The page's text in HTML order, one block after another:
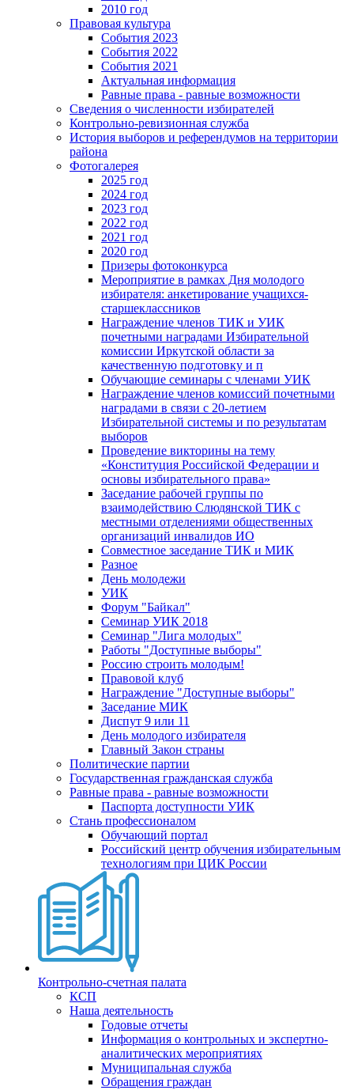
2010 год
Правовая культура
События 2023
События 2022
События 2021
Актуальная информация
Равные права - равные возможности
Сведения о численности избирателей
Контрольно-ревизионная служба
История выборов и референдумов на территории
района
Фотогалерея
2025 год
2024 год
2023 год
2022 год
2021 год
2020 год
Призеры фотоконкурса
Мероприятие в рамках Дня молодого
избирателя: анкетирование учащихся-
старшеклассников
Награждение членов ТИК и УИК
почетными наградами Избирательной
комиссии Иркутской области за
качественную подготовку и п
Обучающие семинары с членами УИК
Награждение членов комиссий почетными
наградами в связи с 20-летием
Избирательной системы и по результатам
выборов
Проведение викторины на тему
«Конституция Российской Федерации и
основы избирательного права»
Заседание рабочей группы по
взаимодействию Слюдянской ТИК с
местными отделениями общественных
организаций инвалидов ИО
Совместное заседание ТИК и МИК
Разное
День молодежи
УИК
Форум "Байкал"
Семинар УИК 2018
Семинар "Лига молодых"
Работы "Доступные выборы"
Россию строить молодым!
Правовой клуб
Награждение "Доступные выборы"
Заседание МИК
Диспут 9 или 11
День молодого избирателя
Главный Закон страны
Политические партии
Государственная гражданская служба
Равные права - равные возможности
Паспорта доступности УИК
Стань профессионалом
Обучающий портал
Российский центр обучения избирательным
технологиям при ЦИК России
Контрольно-счетная палата
КСП
Наша деятельность
Годовые отчеты
Информация о контрольных и экспертно-
аналитических мероприятиях
Муниципальная служба
Обращения граждан